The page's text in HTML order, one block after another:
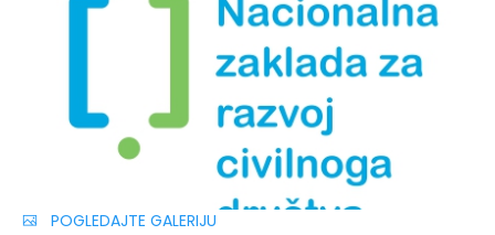
POGLEDAJTE GALERIJU